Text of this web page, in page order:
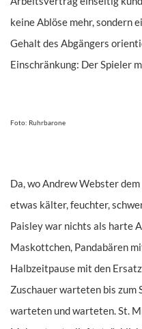
keine Ablöse mehr, sondern
Gehalt des Abgängers
Einschränkung: Der Spieler
Foto: Ruhrbarone
Da, wo Andrew Webster
etwas kälter, feuchter,
Paisley war nichts als harte
Maskottchen, Pandabären
Halbzeitpause mit den
Zuschauer warteten bis zum
warteten und warteten. St.